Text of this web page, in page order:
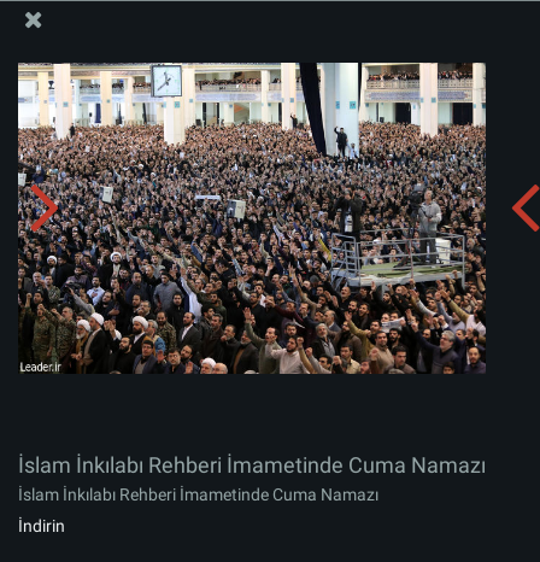
İslam İnkılabı Rehberi İmametinde Cuma Namazı
Albümü indirin: zip
İslam İnkılabı Rehberi İmametinde Cuma Namazı
İslam İnkılabı Rehberi İmametinde Cuma Namazı
İndirin